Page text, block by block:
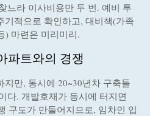
느라 이사비용만 두 번. 예비 투
기적으로 확인하고, 대비책(가족
) 마련은 미리미리.
파트와의 경쟁
만, 동시에 20~30년차 구축들
다. 개발호재가 동시에 터지면
구도가 만들어지므로, 임차인 입